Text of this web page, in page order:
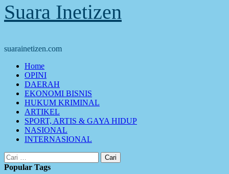
Suara Inetizen
suarainetizen.com
Primary
Menu
Home
OPINI
DAERAH
EKONOMI BISNIS
HUKUM KRIMINAL
ARTIKEL
SPORT, ARTIS & GAYA HIDUP
NASIONAL
INTERNASIONAL
Cari
untuk:
Popular Tags